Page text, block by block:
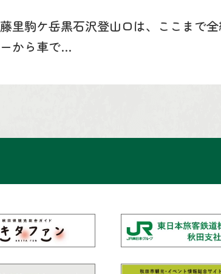
藤里駒ケ岳黒石沢登山口は、ここまで
ーから車で…